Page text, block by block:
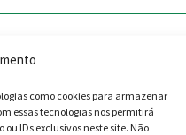
como cookies para armazenar
essas tecnologias nos permitirá
IDs exclusivos neste site. Não